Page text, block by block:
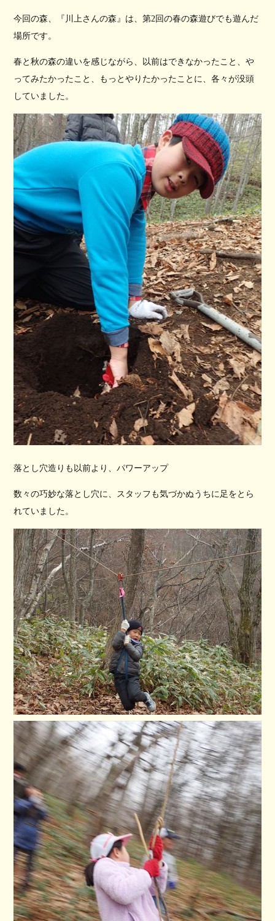
今回の森、『川上さんの森』は、第2回の春の森遊びでも遊んだ
場所です。
春と秋の森の違いを感じながら、以前はできなかったこと、や
ってみたかったこと、もっとやりたかったことに、各々が没頭
していました。
落とし穴造りも以前より、パワーアップ
数々の巧妙な落とし穴に、スタッフも気づかぬうちに足をとら
れていました。